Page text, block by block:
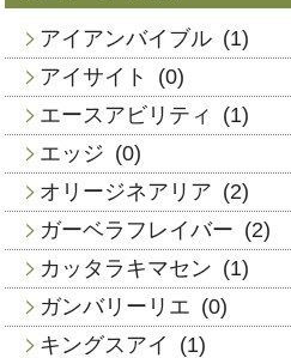
アイアンバイブル (1)
アイサイト
(0)
エースアビリティ
(1)
エッジ (0)
オリージネアリア (2)
ガーベラフレイバー (2)
カッタラキマセン (1)
ガンバリーリエ (0)
キングスアイ
(1)